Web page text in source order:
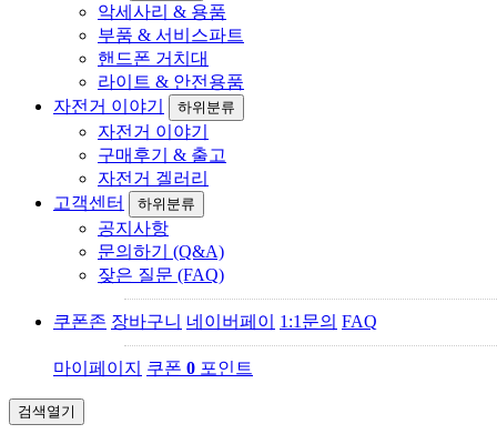
악세사리 & 용품
부품 & 서비스파트
핸드폰 거치대
라이트 & 안전용품
자전거 이야기
하위분류
자전거 이야기
구매후기 & 출고
자전거 겔러리
고객센터
하위분류
공지사항
문의하기 (Q&A)
잦은 질문 (FAQ)
쿠폰존 장바구니 네이버페이 1:1문의 FAQ
마이페이지 쿠폰 0 포인트
검색열기